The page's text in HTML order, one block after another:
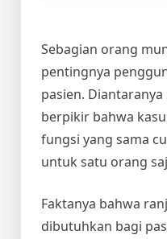
Sebagian orang
pentingnya
pasien.
berpikir bahwa
fungsi yang sama
untuk satu orang
Faktanya bahwa
dibutuhkan bagi